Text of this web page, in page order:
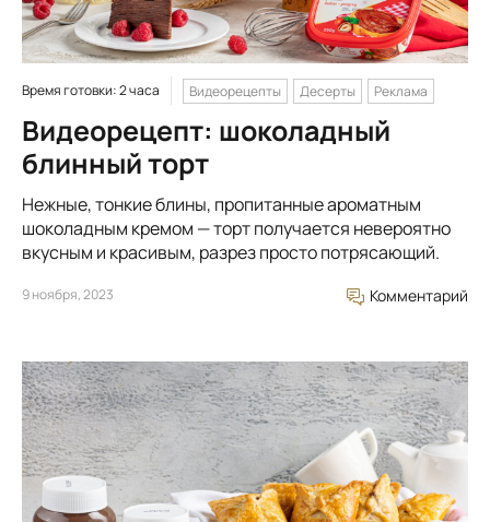
Время готовки: 2 часа Видеорецепты Десерты Реклама
Видеорецепт: шоколадный
блинный торт
Нежные, тонкие блины, пропитанные ароматным
шоколадным кремом — торт получается невероятно
вкусным и красивым, разрез просто потрясающий.
9 ноября, 2023 Комментарий